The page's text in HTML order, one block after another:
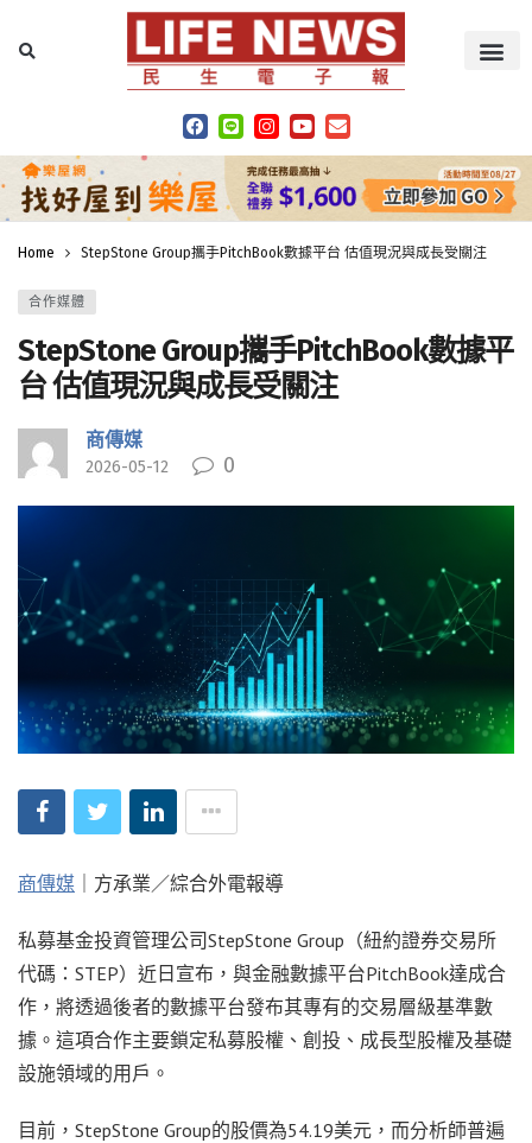
Home StepStone Group攜手PitchBook數據平台 估值現況與成長受關注
合作媒體
StepStone Group攜手PitchBook數據平
台 估值現況與成長受關注
商傳媒
2026-05-12 0
商傳媒 ｜方承業／綜合外電報導
私募基金投資管理公司StepStone Group（紐約證券交易所
代碼：STEP）近日宣布，與金融數據平台PitchBook達成合
作，將透過後者的數據平台發布其專有的交易層級基準數
據。這項合作主要鎖定私募股權、創投、成長型股權及基礎
設施領域的用戶。
目前，StepStone Group的股價為54.19美元，而分析師普遍